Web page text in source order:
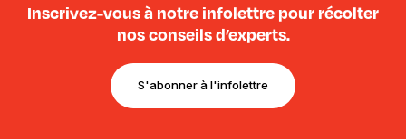
Inscrivez-vous à notre infolettre pour récolter
nos conseils d’experts.
S'abonner à l'infolettre